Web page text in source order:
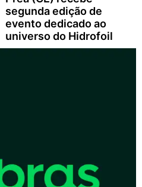
segunda edição de
evento dedicado ao
universo do Hidrofoil